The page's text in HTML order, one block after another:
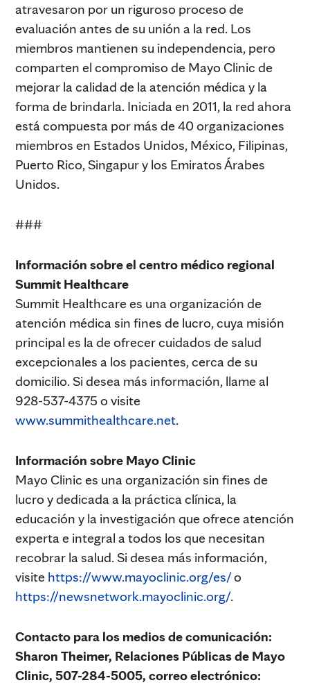
atravesaron por un riguroso proceso de
evaluación antes de su unión a la red. Los
miembros mantienen su independencia, pero
comparten el compromiso de Mayo Clinic de
mejorar la calidad de la atención médica y la
forma de brindarla. Iniciada en 2011, la red ahora
está compuesta por más de 40 organizaciones
miembros en Estados Unidos, México, Filipinas,
Puerto Rico, Singapur y los Emiratos Árabes
Unidos.
###
Información sobre el centro médico regional
Summit Healthcare
Summit Healthcare es una organización de
atención médica sin fines de lucro, cuya misión
principal es la de ofrecer cuidados de salud
excepcionales a los pacientes, cerca de su
domicilio. Si desea más información, llame al
928-537-4375 o visite
www.summithealthcare.net.
Información sobre Mayo Clinic
Mayo Clinic es una organización sin fines de
lucro y dedicada a la práctica clínica, la
educación y la investigación que ofrece atención
experta e integral a todos los que necesitan
recobrar la salud. Si desea más información,
visite https://www.mayoclinic.org/es/o
https://newsnetwork.mayoclinic.org/.
Contacto para los medios de comunicación:
Sharon Theimer, Relaciones Públicas de Mayo
Clinic, 507-284-5005, correo electrónico: